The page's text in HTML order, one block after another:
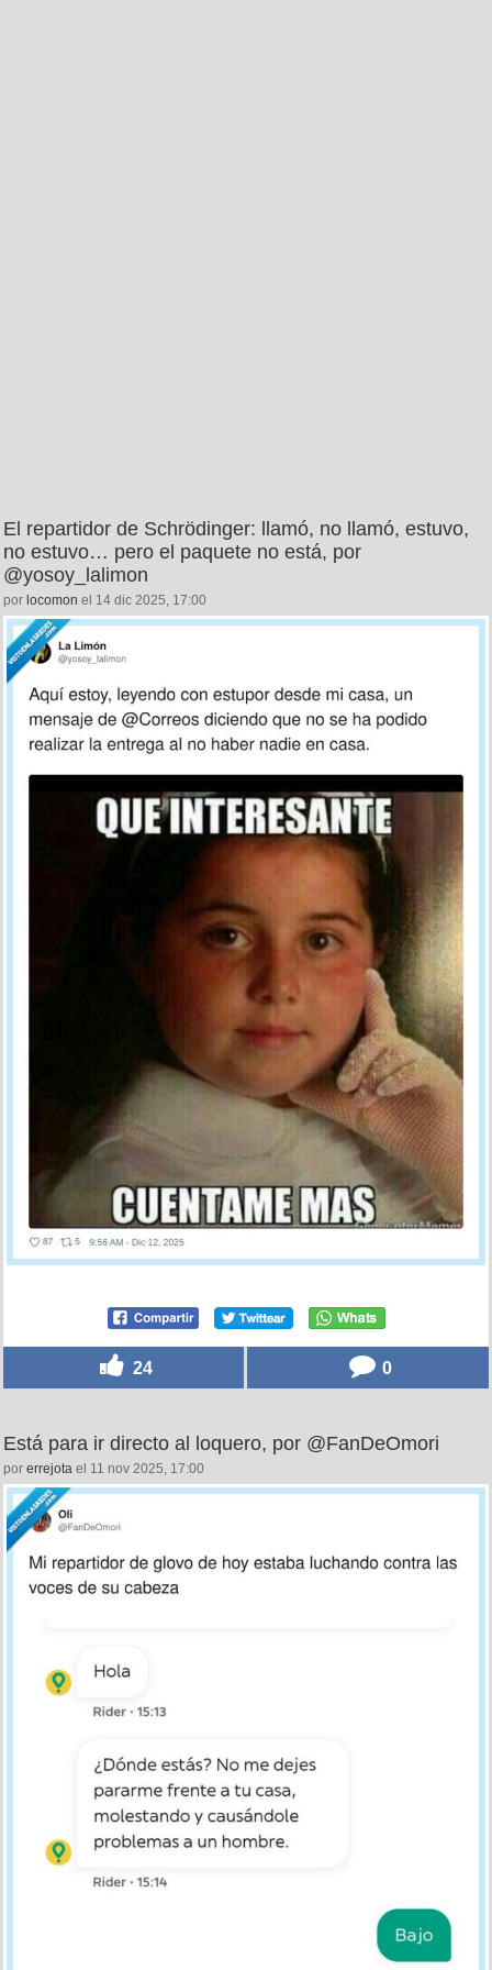
El repartidor de Schrödinger: llamó, no llamó, estuvo,
no estuvo… pero el paquete no está, por
@yosoy_lalimon
por locomon el 14 dic 2025, 17:00
24 0
Está para ir directo al loquero, por @FanDeOmori
por errejota el 11 nov 2025, 17:00